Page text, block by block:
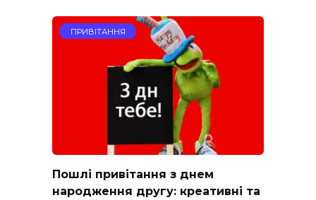
ПРИВІТАННЯ
Пошлі привітання з днем
народження другу: креативні та